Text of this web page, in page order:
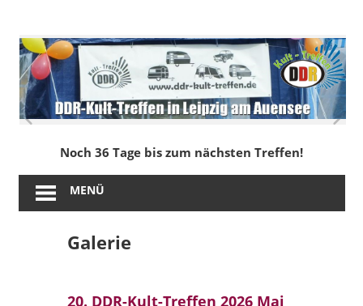
springen
DDR-
Kult-
Treffen
in
Leipzig
am
Noch 36 Tage bis zum nächsten Treffen!
MENÜ
Galerie
20. DDR-Kult-Treffen 2026 Mai